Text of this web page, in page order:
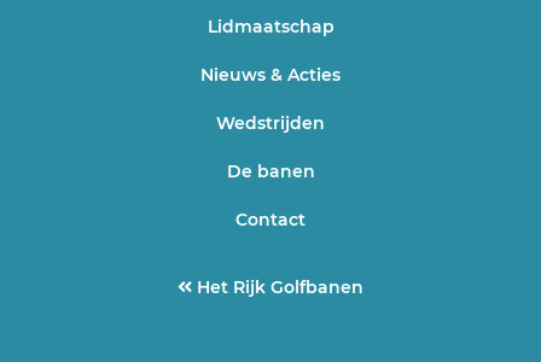
Lidmaatschap
Nieuws & Acties
Wedstrijden
De banen
Contact
Het Rijk Golfbanen